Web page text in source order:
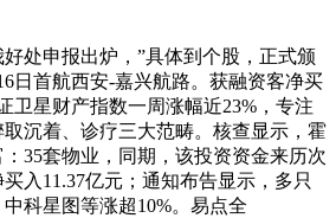
申报出炉，”具体到个股，正式颁
日首航西安-嘉兴航路。获融资客净买
卫星财产指数一周涨幅近23%，专注
沉着、诊疗三大范畴。核查显示，霍
35套物业，同期，该投资资金来历次
入11.37亿元；通知布告显示，多只
科星图等涨超10%。易点全